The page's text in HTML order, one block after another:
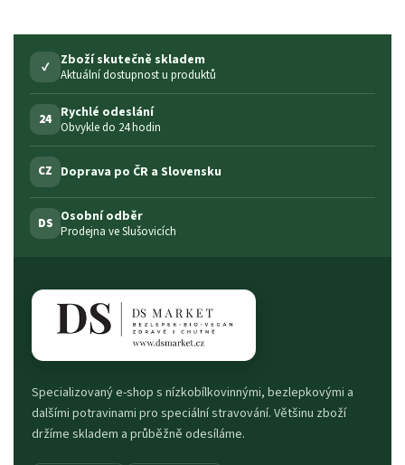
✓ Zboží skutečně skladem
Aktuální dostupnost u produktů
24 Rychlé odeslání
Obvykle do 24 hodin
CZ Doprava po ČR a Slovensku
DS Osobní odběr
Prodejna ve Slušovicích
Specializovaný e-shop s nízkobílkovinnými, bezlepkovými a
dalšími potravinami pro speciální stravování. Většinu zboží
držíme skladem a průběžně odesíláme.